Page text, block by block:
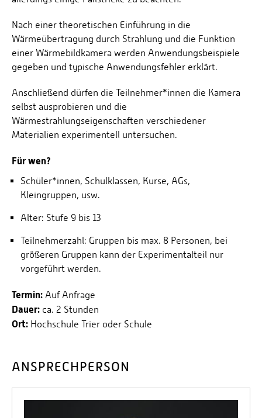
Schwerbehindertenvertretungen
Informationssicherheit
Personalentwicklung
Personensuche
Nach einer theoretischen Einführung in die
Wärmeübertragung durch Strahlung und die Funktion
einer Wärmebildkamera werden Anwendungsbeispiele
gegeben und typische Anwendungsfehler erklärt.
Anschließend dürfen die Teilnehmer*innen die Kamera
selbst ausprobieren und die
Wärmestrahlungseigenschaften verschiedener
Materialien experimentell untersuchen.
Für wen?
Schüler*innen, Schulklassen, Kurse, AGs,
Kleingruppen, usw.
Alter: Stufe 9 bis 13
Teilnehmerzahl: Gruppen bis max. 8 Personen, bei
größeren Gruppen kann der Experimentalteil nur
vorgeführt werden.
Termin: Auf Anfrage
Dauer: ca. 2 Stunden
Ort: Hochschule Trier oder Schule
ANSPRECHPERSON